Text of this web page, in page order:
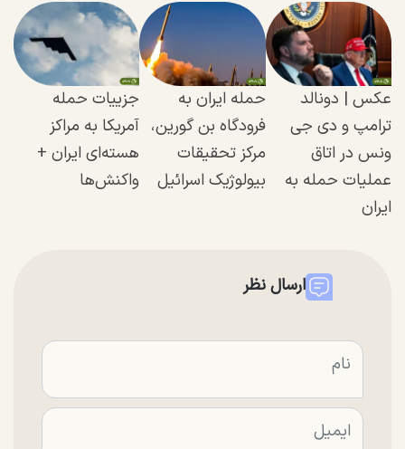
عکس | دونالد
ترامپ و دی جی
ونس در اتاق
عملیات حمله به
ایران
حمله ایران به
فرودگاه بن گورین،
مرکز تحقیقات
بیولوژیک اسرائیل
جزییات حمله
آمریکا به مراکز
هسته‌ای ایران +
واکنش‌ها
ارسال نظر